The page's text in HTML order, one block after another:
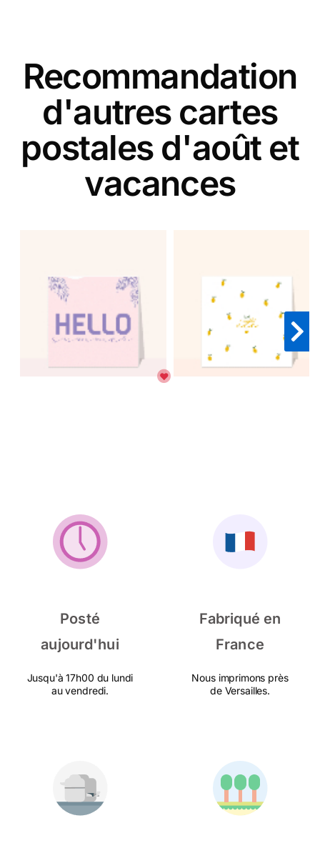
Recommandation
d'autres cartes
postales d'août et
vacances
Posté
aujourd'hui
Jusqu'à 17h00 du lundi
au vendredi.
Fabriqué en
France
Nous imprimons près
de Versailles.